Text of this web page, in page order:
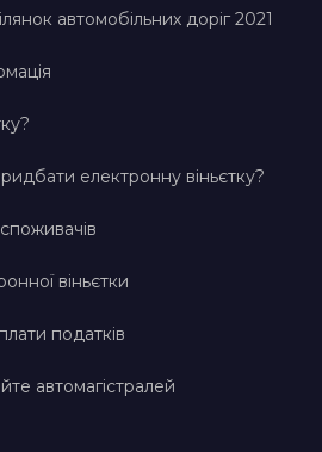
автомобільних доріг 2021
електронну віньєтку?
віньєтки
податків
автомагістралей